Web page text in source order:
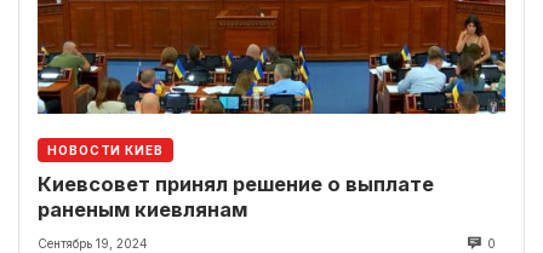
НОВОСТИ КИЕВ
Киевсовет принял решение о выплате
раненым киевлянам
Сентябрь 19, 2024 0